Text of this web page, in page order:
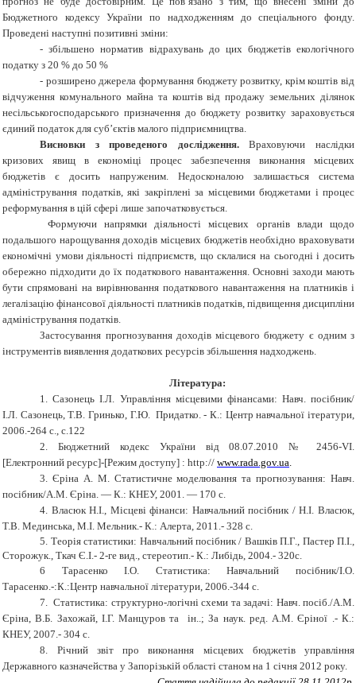
Бюджетного кодексу України по надходженням до спеціального фонду.
Проведені наступні позитивні зміни:
- збільшено норматив відрахувань до цих бюджетів екологічного
податку з 20 % до 50 %
- розширено джерела формування бюджету розвитку, крім коштів від
відчуження комунального майна та коштів від продажу земельних ділянок
несільськогосподарського призначення до бюджету розвитку зараховується
єдиний податок для суб’єктів малого підприємництва.
Висновки з проведеного дослідження.
Враховуючи наслідки
кризових явищ в економіці процес забезпечення виконання місцевих
бюджетів є досить напруженим. Недосконалою залишається система
адміністрування податків, які закріплені за місцевими бюджетами і процес
реформування в цій сфері лише започатковується.
Формуючи напрямки діяльності місцевих органів влади щодо
подальшого нарощування доходів місцевих бюджетів необхідно враховувати
економічні умови діяльності підприємств, що склалися на сьогодні і досить
обережно підходити до їх податкового навантаження. Основні заходи мають
бути спрямовані на вирівнювання податкового навантаження на платників і
легалізацію фінансової діяльності платників податків, підвищення дисципліни
адміністрування податків.
Застосування прогнозування доходів місцевого бюджету є одним з
інструментів виявлення додаткових ресурсів збільшення надходжень.
Література:
1. Сазонець І.Л. Управління місцевими фінансами: Навч. посібник/
І.Л. Сазонець, Т.В. Гринько, Г.Ю. Придатко. - К.: Центр навчальної ітератури,
2006.-264 с., с.122
2. Бюджетний кодекс України від08.07.2010 № 2456-VI.
[Електронний ресурс]-[Режим доступу] : http:// www.rada.gov.ua.
3. Єріна А. М. Статистичне моделювання та прогнозування: Навч.
посібник/А.М. Єріна. — К.: КНЕУ, 2001. — 170 с.
4. Власюк Н.І., Місцеві фінанси: Навчальний посібник / Н.І. Власюк,
Т.В. Мединська, М.І. Мельник.- К.: Алерта, 2011.- 328 с.
5. Теорія статистики: Навчальний посібник / Вашків П.Г., Пастер П.І.,
Сторожук., Ткач Є.І.- 2-ге вид., стереотип.- К.: Либідь, 2004.- 320с.
6 Тарасенко І.О. Статистика: Навчальний посібник/І.О.
Тарасенко.-:К.:Центр навчальної літератури, 2006.-344 с.
7. Статистика: структурно-логічні схеми та задачі: Навч. посіб./А.М.
Єріна, В.Б. Захожай, І.Г. Манцуров та ін..; За наук. ред. А.М. Єріної .- К.:
КНЕУ, 2007.- 304 с.
8. Річний звіт про виконання місцевих бюджетів управління
Державного казначейства у Запорізькій області станом на 1 січня 2012 року.